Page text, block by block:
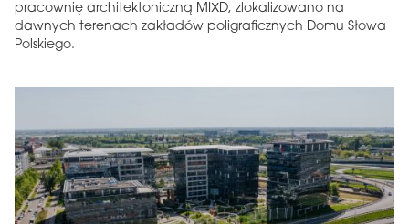
pracownię architektoniczną MIXD, zlokalizowano na
dawnych terenach zakładów poligraficznych Domu Słowa
Polskiego.